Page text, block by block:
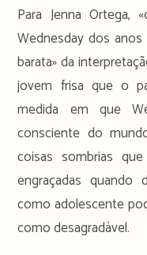
Para Jenna Ortega,
Wednesday dos
barata» da
jovem frisa que o
medida em que
consciente do
coisas sombrias
engraçadas quando
como adolescente
como desagradável.